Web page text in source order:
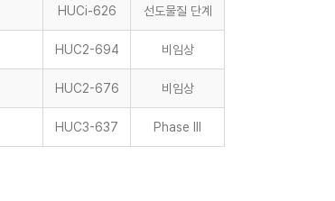
HUCi-626 선도물질 단계
HUC2-694 비임상
HUC2-676 비임상
HUC3-637 Phase III